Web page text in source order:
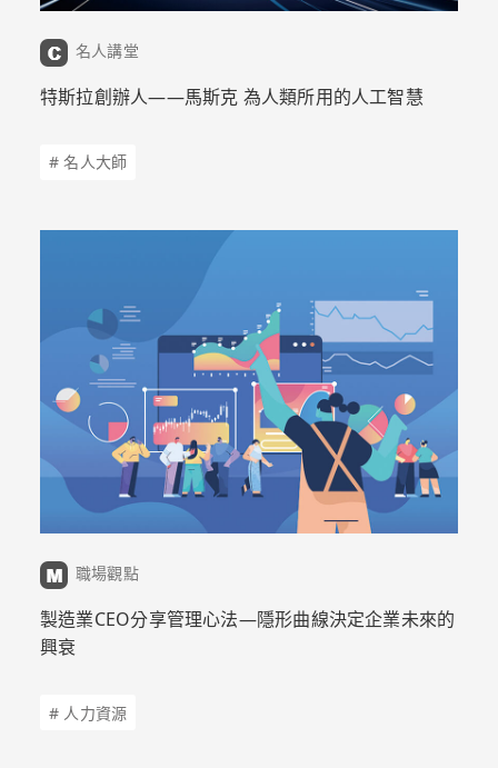
名人講堂
特斯拉創辦人——馬斯克 為人類所用的人工智慧
# 名人大師
職場觀點
製造業CEO分享管理心法—隱形曲線決定企業未來的
興衰
# 人力資源